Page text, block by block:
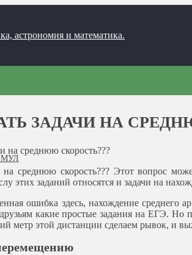
ЗАДАЧИ НА
на среднюю скорость??? Этот вопрос
этих заданий относятся и задачи на
ошибка здесь, нахождение среднего
друзьям какие простые задания на ЕГЭ.
метр этой дистанции сделаем рывок, и